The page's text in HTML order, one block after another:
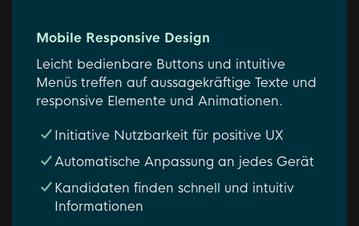
Mobile Responsive Design
Leicht bedienbare Buttons und intuitive
Menüs treffen auf aussagekräftige Texte und
responsive Elemente und Animationen.
Initiative Nutzbarkeit für positive UX
Automatische Anpassung an jedes Gerät
Kandidaten finden schnell und intuitiv
Informationen